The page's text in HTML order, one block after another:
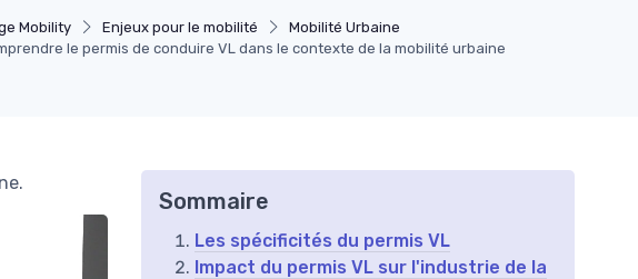
Mobility Enjeux pour le mobilité
Mobilité Urbaine
le permis de conduire VL dans le contexte de la mobilité urbaine
Sommaire
Les spécificités du permis VL
Impact du permis VL sur l'industrie de la